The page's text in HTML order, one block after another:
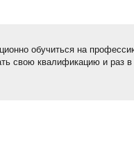
обучиться на
свою квалификацию и раз